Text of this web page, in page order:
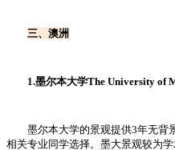
三、澳洲
1.墨尔本大学The University of
墨尔本大学的景观提供3年无背
相关专业同学选择。墨大景观较为